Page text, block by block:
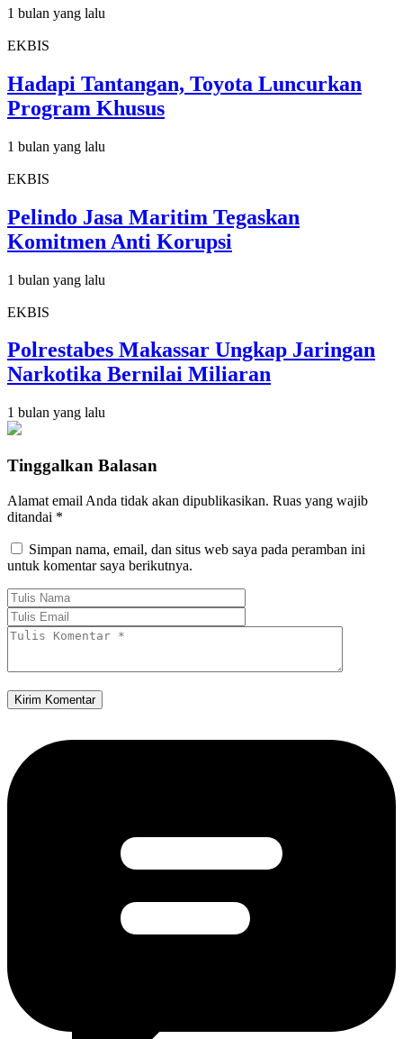
1 bulan yang lalu
EKBIS
Hadapi Tantangan, Toyota Luncurkan
Program Khusus
1 bulan yang lalu
EKBIS
Pelindo Jasa Maritim Tegaskan
Komitmen Anti Korupsi
1 bulan yang lalu
EKBIS
Polrestabes Makassar Ungkap Jaringan
Narkotika Bernilai Miliaran
1 bulan yang lalu
Tinggalkan Balasan
Alamat email Anda tidak akan dipublikasikan. Ruas yang wajib
ditandai *
Simpan nama, email, dan situs web saya pada peramban ini
untuk komentar saya berikutnya.